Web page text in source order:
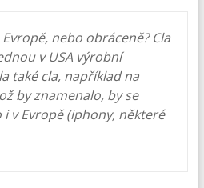
Evropě, nebo obráceně? Cla
v USA výrobní
také cla, například na
by znamenalo, by se
v Evropě (iphony, některé